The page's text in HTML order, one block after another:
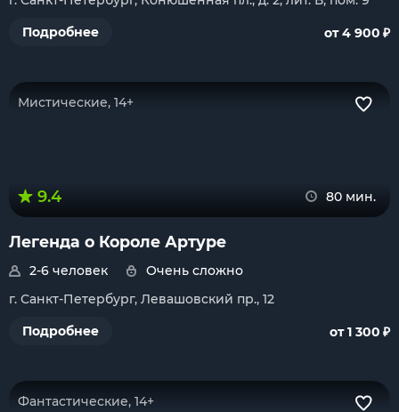
Подробнее
от 4 900 ₽
Мистические, 14+
9.4 80 мин.
Легенда о Короле Артуре
2-6 человек
Очень сложно
г. Санкт-Петербург, Левашовский пр., 12
Подробнее
от 1 300 ₽
Фантастические, 14+